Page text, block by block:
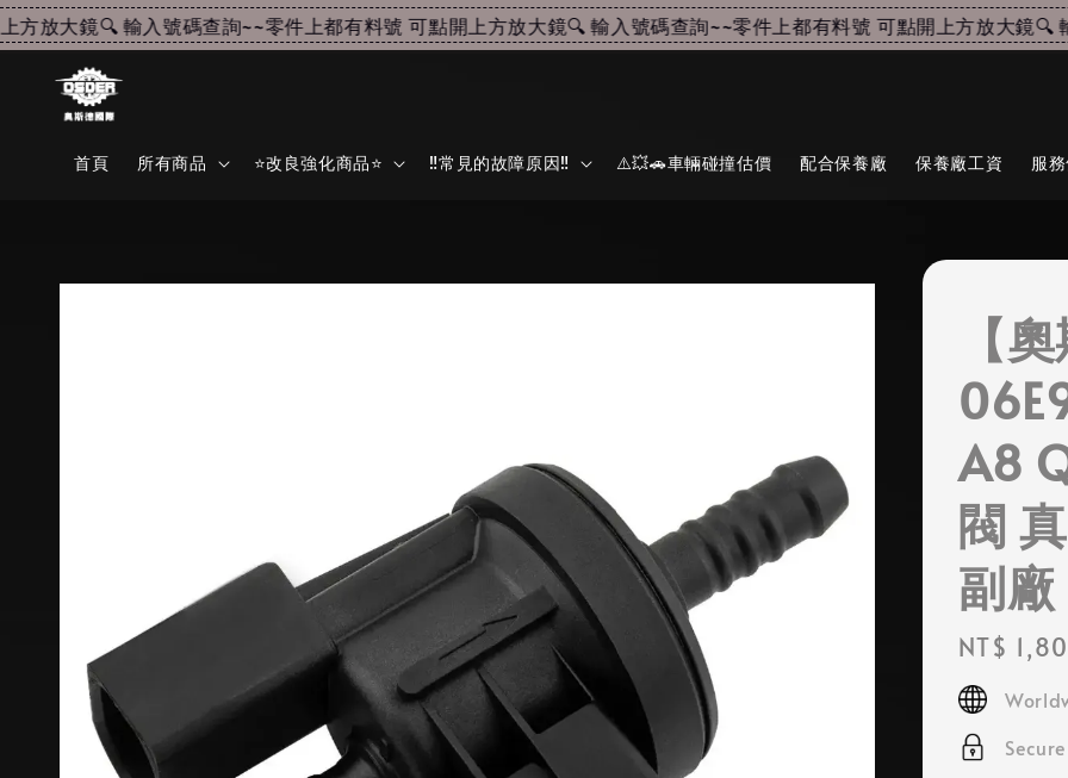
放大鏡🔍 輸入號碼查詢~~零件上都有料號 可點開上方放大鏡🔍 輸入號碼查詢~~零件上都有料號 可點開上方放大鏡🔍 輸
首頁 所有商品 ⭐改良強化商品⭐ ‼️常見的故障原因‼️ ⚠️💥🚗車輛碰撞估價 配合保養廠 保養廠工資 服
【
A8
閥
副廠
Regular
price
NT$